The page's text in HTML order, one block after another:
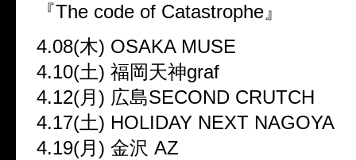
『The code of Catastrophe』
4.08(木) OSAKA MUSE
4.10(土) 福岡天神graf
4.12(月) 広島SECOND CRUTCH
4.17(土) HOLIDAY NEXT NAGOYA
4.19(月) 金沢 AZ